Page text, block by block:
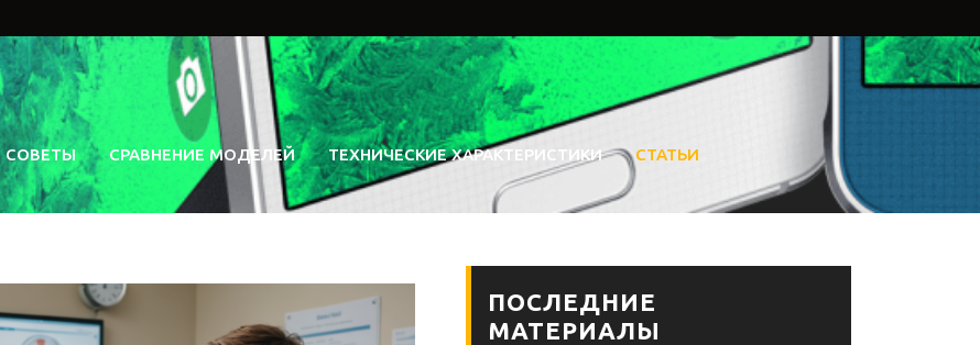
СОВЕТЫ СРАВНЕНИЕ МОДЕЛЕЙ ТЕХНИЧЕСКИЕ ХАРАКТЕРИСТИКИ СТАТЬИ
ПОСЛЕДНИЕ
МАТЕРИАЛЫ